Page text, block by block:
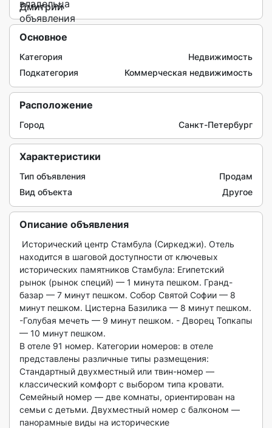
Дмитрий
Основное
Категория
Недвижимость
Подкатегория
Коммерческая недвижимость
Расположение
Город Санкт-Петербург
Характеристики
Тип объявления
Продам
Вид объекта
Другое
Описание объявления
находится в шаговой доступности от ключевых
исторических памятников Стамбула: Египетский
рынок (рынок специй) — 1 минута пешком. Гранд-
базар — 7 минут пешком. Собор Святой Софии — 8
минут пешком. Цистерна Базилика — 8 минут пешком.
-Голубая мечеть — 9 минут пешком. - Дворец Топкапы
— 10 минут пешком.
В отеле 91 номер. Категории номеров: в отеле
представлены различные типы размещения:
Стандартный двухместный или твин-номер —
классический комфорт с выбором типа кровати.
Семейный номер — две комнаты, ориентирован на
семьи с детьми. Двухместный номер с балконом —
панорамные виды на исторические